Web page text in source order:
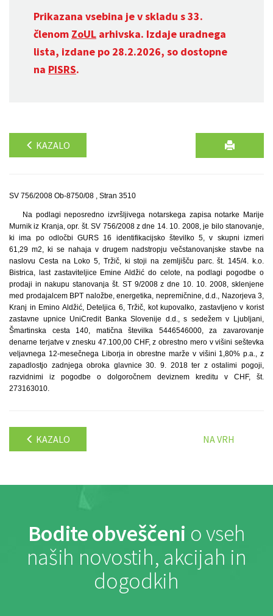
Prikazana vsebina je v skladu s 33.
členom ZoUL arhivska. Izdaje uradnega
lista, izdane po 28.2.2026, so dostopne
na PISRS.
KAZALO
SV 756/2008 Ob-8750/08 , Stran 3510
Na podlagi neposredno izvršljivega notarskega zapisa notarke Marije
Murnik iz Kranja, opr. št. SV 756/2008 z dne 14. 10. 2008, je bilo stanovanje,
ki ima po odločbi GURS 16 identifikacijsko številko 5, v skupni izmeri
61,29 m2, ki se nahaja v drugem nadstropju večstanovanjske stavbe na
naslovu Cesta na Loko 5, Tržič, ki stoji na zemljišču parc. št. 145/4. k.o.
Bistrica, last zastaviteljice Emine Aldžić do celote, na podlagi pogodbe o
prodaji in nakupu stanovanja št. ST 9/2008 z dne 10. 10. 2008, sklenjene
med prodajalcem BPT naložbe, energetika, nepremičnine, d.d., Nazorjeva 3,
Kranj in Emino Aldžić, Deteljica 6, Tržič, kot kupovalko, zastavljeno v korist
zastavne upnice UniCredit Banka Slovenije d.d., s sedežem v Ljubljani,
Šmartinska cesta 140, matična številka 5446546000, za zavarovanje
denarne terjatve v znesku 47.100,00 CHF, z obrestno mero v višini seštevka
veljavnega 12-mesečnega Liborja in obrestne marže v višini 1,80% p.a., z
zapadlostjo zadnjega obroka glavnice 30. 9. 2018 ter z ostalimi pogoji,
razvidnimi iz pogodbe o dolgoročnem deviznem kreditu v CHF, št.
273163010.
KAZALO NA VRH
Bodite obveščeni o vseh
naših novostih, akcijah in
dogodkih